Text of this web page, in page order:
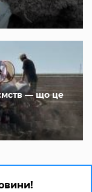
— що це